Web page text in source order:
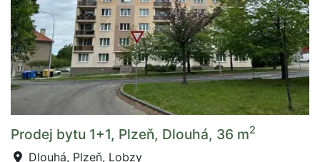
Prodej bytu 1+1, Plzeň, Dlouhá, 36 m2
Dlouhá, Plzeň, Lobzy